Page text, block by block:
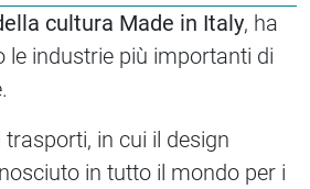
cultura Made in Italy, ha
le industrie più importanti di
in cui il design
in tutto il mondo per i